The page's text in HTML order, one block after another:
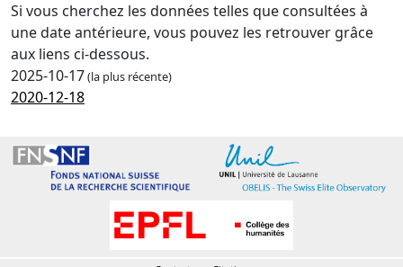
Si vous cherchez les données telles que consultées à
une date antérieure, vous pouvez les retrouver grâce
aux liens ci-dessous.
2025-10-17(la plus récente)
2020-12-18